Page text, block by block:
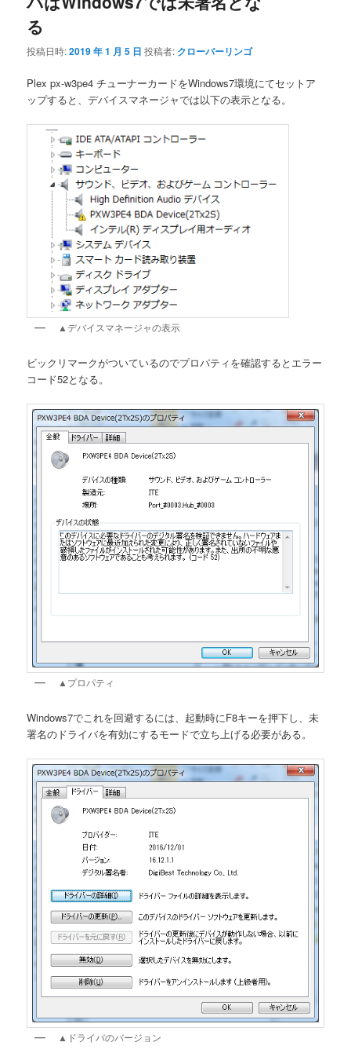
る
投稿日時:2019 年 1 月 5 日 投稿者: クローバーリンゴ
Plex px-w3pe4 チューナーカードをWindows7環境にてセットア
ップすると、デバイスマネージャでは以下の表示となる。
▲デバイスマネージャの表示
ビックリマークがついているのでプロパティを確認するとエラー
コード52となる。
▲プロパティ
Windows7でこれを回避するには、起動時にF8キーを押下し、未
署名のドライバを有効にするモードで立ち上げる必要がある。
▲ドライバのバージョン